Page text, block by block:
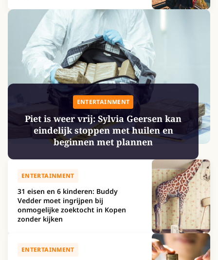
ENTERTAINMENT
Piet is weer vrij: Sylvia Geersen kan
eindelijk stoppen met huilen en
beginnen met plannen
ENTERTAINMENT
31 eisen en 6 kinderen: Buddy
Vedder moet ingrijpen bij
onmogelijke zoektocht in Kopen
zonder kijken
ENTERTAINMENT